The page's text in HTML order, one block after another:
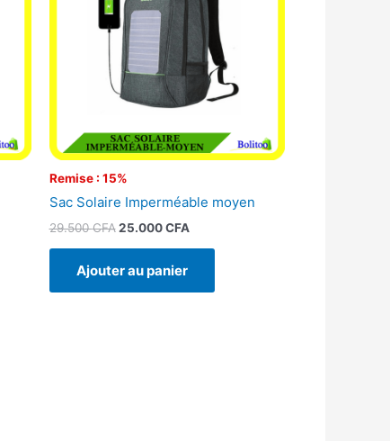
Remise : 15%
Sac Solaire Imperméable moyen
29.500CFA 25.000CFA
Ajouter au panier